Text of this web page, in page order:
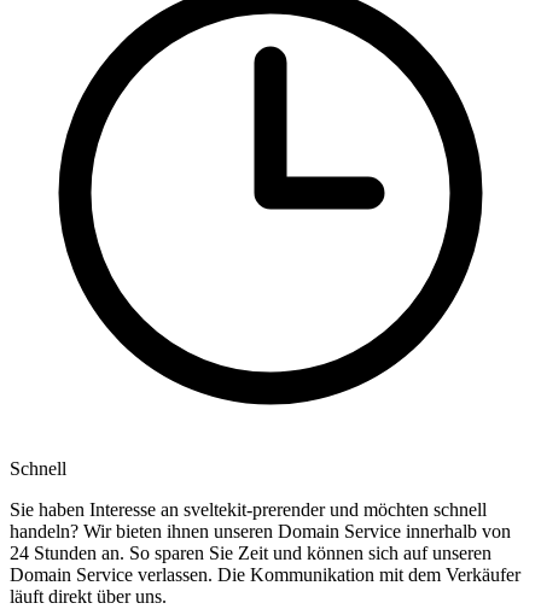
Schnell
Sie haben Interesse an sveltekit-prerender und möchten schnell
handeln? Wir bieten ihnen unseren Domain Service innerhalb von
24 Stunden an. So sparen Sie Zeit und können sich auf unseren
Domain Service verlassen. Die Kommunikation mit dem Verkäufer
läuft direkt über uns.